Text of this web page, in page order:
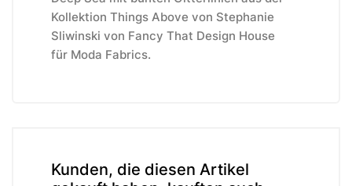
Kollektion Things Above von Stephanie
Sliwinski von Fancy That Design House
für Moda Fabrics.
Kunden, die diesen Artikel